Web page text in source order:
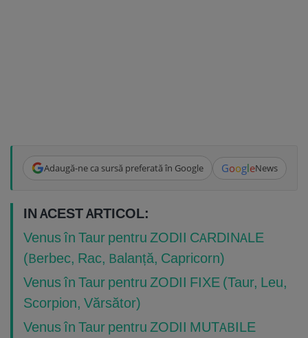
Adaugă-ne ca sursă preferată în Google GoogleNews
IN ACEST ARTICOL:
Venus în Taur pentru ZODII CARDINALE
(Berbec, Rac, Balanță, Capricorn)
Venus în Taur pentru ZODII FIXE (Taur, Leu,
Scorpion, Vărsător)
Venus în Taur pentru ZODII MUTABILE